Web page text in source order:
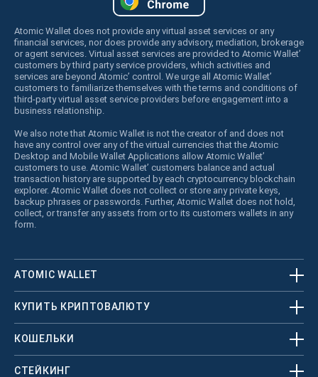
Atomic Wallet does not provide any virtual asset services or any
financial services, nor does provide any advisory, mediation, brokerage
or agent services. Virtual asset services are provided to Atomic Wallet’
customers by third party service providers, which activities and
services are beyond Atomic’ control. We urge all Atomic Wallet’
customers to familiarize themselves with the terms and conditions of
third-party virtual asset service providers before engagement into a
business relationship.
We also note that Atomic Wallet is not the creator of and does not
have any control over any of the virtual currencies that the Atomic
Desktop and Mobile Wallet Applications allow Atomic Wallet’
customers to use. Atomic Wallet’ customers balance and actual
transaction history are supported by each cryptocurrency blockchain
explorer. Atomic Wallet does not collect or store any private keys,
backup phrases or passwords. Further, Atomic Wallet does not hold,
collect, or transfer any assets from or to its customers wallets in any
form.
ATOMIC WALLET
КУПИТЬ КРИПТОВАЛЮТУ
КОШЕЛЬКИ
СТЕЙКИНГ